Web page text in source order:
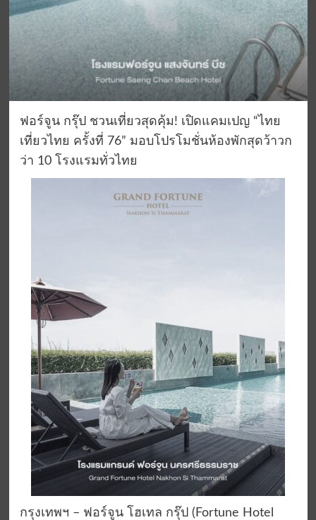
ฟอร์จูน กรุ๊ป ชวนเที่ยวสุดคุ้ม! เปิดแคมเปญ “ไทย
เที่ยวไทย ครั้งที่ 76” มอบโปรโมชั่นห้องพักสุดว้าวก
ว่า 10 โรงแรมทั่วไทย
กรุงเทพฯ – ฟอร์จูน โฮเทล กรุ๊ป (Fortune Hotel